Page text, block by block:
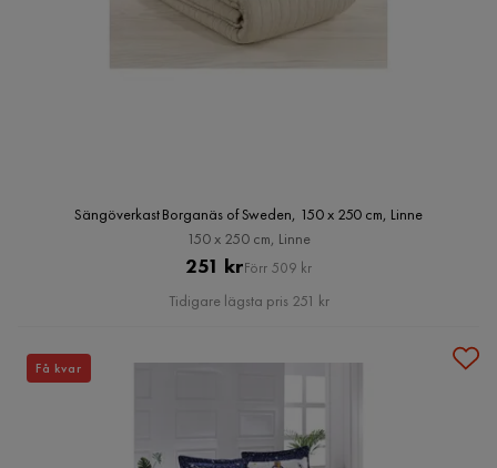
Sängöverkast Borganäs of Sweden, 150 x 250 cm, Linne
150 x 250 cm, Linne
Pris
251 krOriginal
Pris
Förr 509 kr
Tidigare lägsta pris 251 kr
Få kvar